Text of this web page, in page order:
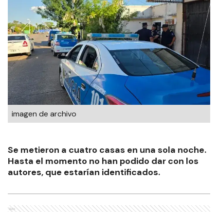
imagen de archivo
Se metieron a cuatro casas en una sola noche.
Hasta el momento no han podido dar con los
autores, que estarían identificados.
Ads